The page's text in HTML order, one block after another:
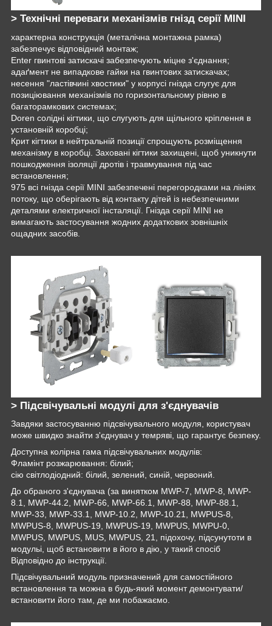
> Технічні переваги механізмів гнізд серії MINI
характерна конструкція (металічна монтажна рамка)
забезпечує відповідний монтаж;
Enter гвинтові затискачі забезпечують міцне з'єднання;
адаґмент не випадкове гайки на гвинтових затискачах;
несення "ластівчині хвостики" у корпусі гнізда слугує для
позиціювання механізмів по горизонтальному рівню в
багаторамкових системах;
Doren солідні кігтики, що слугують для щільного кріплення в
установній коробці;
Крит кігтики в нейтральній позиції спрощують розміщення
механізму в коробці. Заховані кігтики захищені, щоб уникнути
пошкодження ізоляції дротів і травмування під час
встановлення;
975 всі гнізда серії MINI забезпечені перегородками на лініях
потоку, що оберігають від контакту дітей із небезпечними
деталями електричної інсталяції. Гнізда серії MINI не
вимагають застосування жодних додаткових зовнішніх
ощадних засобів.
> Підсвічувальні модулі для з'єднувачів
Завдяки застосуванню підсвічувального модуля, користувач
може швидко знайти з'єднувач у темряві, що гарантує безпеку.
Доступна колірна гама підсвічувальних модулів:
Фламінт розжарювання: білий;
сію світлодіодний: білий, зелений, синій, червоний.
До обраного з'єднувача (за винятком MWP-7, MWP-8, MWP-
8.1, MWP-44.2, MWP-66, MWP-66.1, MWP-88, MWP-88.1,
MWP-33, MWP-33.1, MWP-10.2, MWP-10.21, MWPUS-8,
MWPUS-8, MWPUS-19, MWPUS-19, MWPUS, MWPU-0,
MWPUS, MWPUS, MUS, MWPUS, 21, підохочу, підсунутоти в
модульі, щоб встановити в його в дію, у такий спосіб
Відповідно до інструкції.
Підсвічувальний модуль призначений для самостійного
встановлення та можна в будь-який момент демонтувати/
встановити його там, де ми побажаємо.